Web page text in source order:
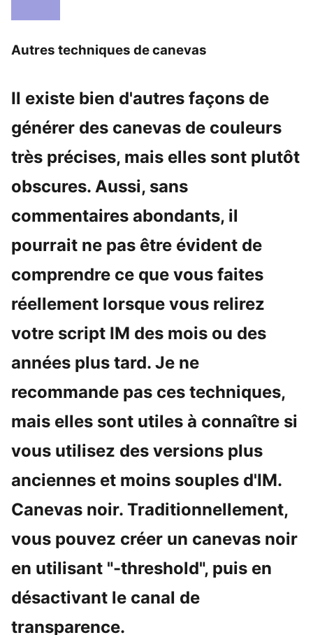
Autres techniques de canevas
Il existe bien d'autres façons de
générer des canevas de couleurs
très précises, mais elles sont plutôt
obscures. Aussi, sans
commentaires abondants, il
pourrait ne pas être évident de
comprendre ce que vous faites
réellement lorsque vous relirez
votre script IM des mois ou des
années plus tard. Je ne
recommande pas ces techniques,
mais elles sont utiles à connaître si
vous utilisez des versions plus
anciennes et moins souples d'IM.
Canevas noir. Traditionnellement,
vous pouvez créer un canevas noir
en utilisant "-threshold", puis en
désactivant le canal de
transparence.